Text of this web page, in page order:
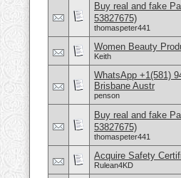
Buy real and fake
53827675)
thomaspeter441
Women Beauty
Keith
WhatsApp +1(581)
Brisbane Austr
penson
Buy real and fake
53827675)
thomaspeter441
Acquire Safety
Rulean4KD